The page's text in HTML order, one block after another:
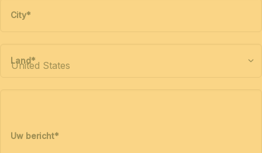
City*
Land*
Uw bericht*